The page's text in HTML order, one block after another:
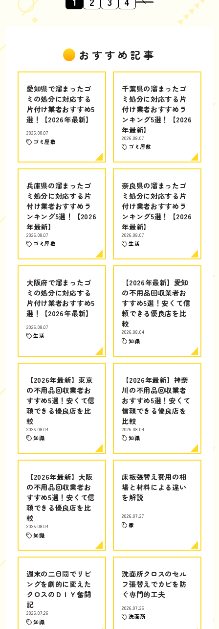
おすすめ記事
愛知県で溜まったゴ
ミの処分に対応する
片付け業者おすすめ5
選！【2026年最新】
2026.08.07
ゴミ屋敷
千葉県の溜まったゴ
ミ処分に対応する片
付け業者おすすめラ
ンキング5選！【2026
年最新】
2026.08.07
ゴミ屋敷
兵庫県の溜まったゴ
ミ処分に対応する片
付け業者おすすめラ
ンキング5選！【2026
年最新】
2026.08.07
ゴミ屋敷
奈良県の溜まったゴ
ミ処分に対応する片
付け業者おすすめラ
ンキング5選！【2026
年最新】
2026.08.07
生活
大阪府で溜まったゴ
ミの処分に対応する
片付け業者おすすめ5
選！【2026年最新】
2026.08.07
生活
【2026年最新】愛知
の不用品回収業者お
すすめ5選！安くて信
頼できる優良店を比
較
2026.08.04
知識
【2026年最新】東京
の不用品回収業者お
すすめ5選！安くて信
頼できる優良店を比
較
2026.08.04
知識
【2026年最新】神奈
川の不用品回収業者
おすすめ5選！安くて
信頼できる優良店を
比較
2026.08.04
知識
【2026年最新】大阪
の不用品回収業者お
すすめ5選！安くて信
頼できる優良店を比
較
2026.08.04
知識
床板張替え費用の相
場と材料による違い
を解説
2026.07.27
家
週末の二日間でリビ
ングを劇的に変えた
クロスのＤＩＹ奮闘
記
2026.07.26
知識
洗面所クロスのセル
フ張替えでカビを防
ぐ専門的工夫
2026.07.26
洗面所